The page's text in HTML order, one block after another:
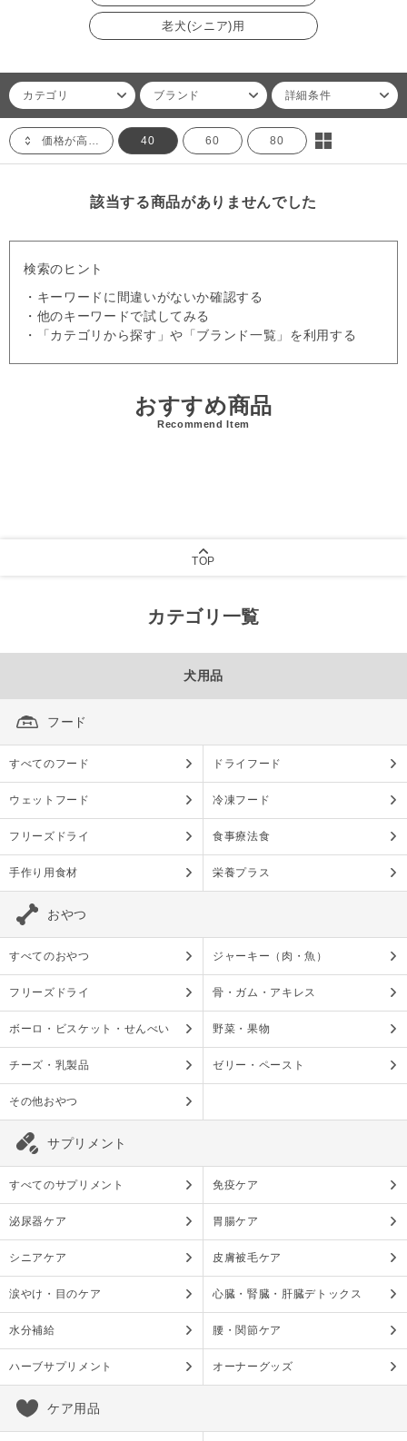
老犬(シニア)用
カテゴリ ブランド 詳細条件
価格が高い順 40 60 80
該当する商品がありませんでした
検索のヒント
・キーワードに間違いがないか確認する
・他のキーワードで試してみる
・「カテゴリから探す」や「ブランド一覧」を利用する
おすすめ商品
Recommend Item
TOP
カテゴリ一覧
犬用品
フード
すべてのフード ドライフード
ウェットフード 冷凍フード
フリーズドライ 食事療法食
手作り用食材 栄養プラス
おやつ
すべてのおやつ ジャーキー（肉・魚）
フリーズドライ 骨・ガム・アキレス
ボーロ・ビスケット・せんべい 野菜・果物
チーズ・乳製品 ゼリー・ペースト
その他おやつ
サプリメント
すべてのサプリメント 免疫ケア
泌尿器ケア 胃腸ケア
シニアケア 皮膚被毛ケア
涙やけ・目のケア 心臓・腎臓・肝臓デトックス
水分補給 腰・関節ケア
ハーブサプリメント オーナーグッズ
ケア用品